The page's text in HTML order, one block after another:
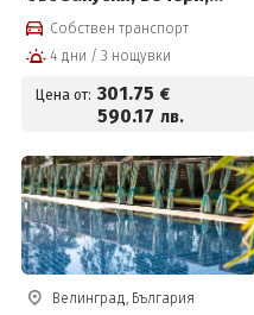
празнична програма,СПА
пакет и Безплатно за
деца до 12г на цени от
Собствен транспорт
4 дни / 3 нощувки
Цена от: 301.75 €
590.17 лв.
Велинград, България